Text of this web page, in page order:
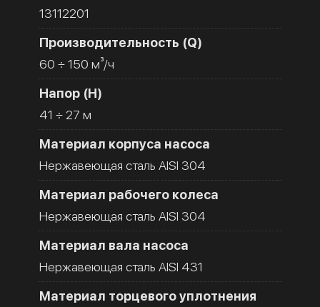
13112201
Производительность (Q)
60 ÷ 150 м³/ч
Напор (H)
41 ÷ 27 м
Материал корпуса насоса
Нержавеющая сталь AISI 304
Материал рабочего колеса
Нержавеющая сталь AISI 304
Материал вала насоса
Нержавеющая сталь AISI 431
Материал торцевого уплотнения